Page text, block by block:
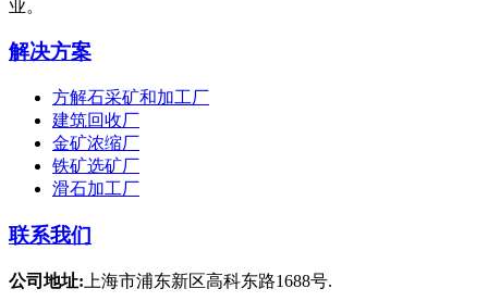
业。
解决方案
方解石采矿和加工厂
建筑回收厂
金矿浓缩厂
铁矿选矿厂
滑石加工厂
联系我们
公司地址: 上海市浦东新区高科东路1688号.